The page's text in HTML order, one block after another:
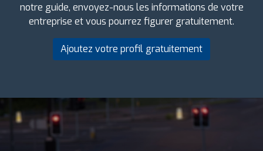
notre guide, envoyez-nous les informations de votre
entreprise et vous pourrez figurer gratuitement.
Ajoutez votre profil gratuitement